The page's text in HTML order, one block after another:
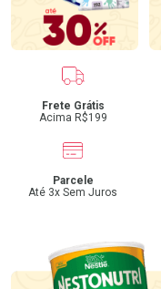
Benefícios
Frete Grátis
Acima R$199
Parcele
Até 3x Sem Juros